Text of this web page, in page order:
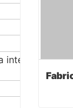
intemperie y al